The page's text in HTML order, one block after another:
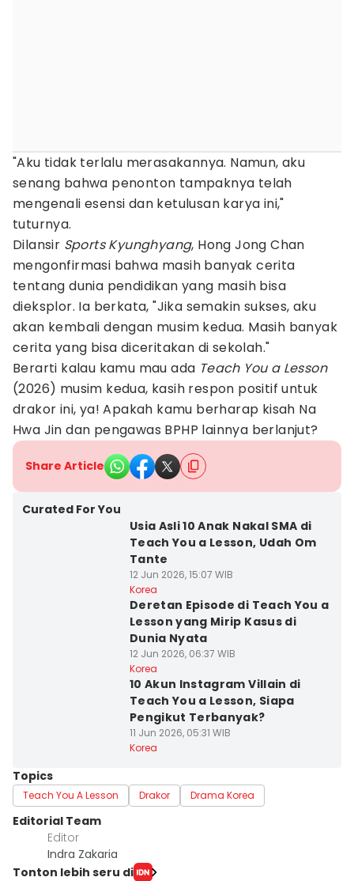
"Aku tidak terlalu merasakannya. Namun, aku
senang bahwa penonton tampaknya telah
mengenali esensi dan ketulusan karya ini,"
tuturnya.
Dilansir Sports Kyunghyang, Hong Jong Chan
mengonfirmasi bahwa masih banyak cerita
tentang dunia pendidikan yang masih bisa
dieksplor. Ia berkata, "Jika semakin sukses, aku
akan kembali dengan musim kedua. Masih banyak
cerita yang bisa diceritakan di sekolah."
Berarti kalau kamu mau ada Teach You a Lesson
(2026) musim kedua, kasih respon positif untuk
drakor ini, ya! Apakah kamu berharap kisah Na
Hwa Jin dan pengawas BPHP lainnya berlanjut?
Share Article
Curated For You
Usia Asli 10 Anak Nakal SMA di
Teach You a Lesson, Udah Om
Tante
12 Jun 2026, 15:07 WIB
Korea
Deretan Episode di Teach You a
Lesson yang Mirip Kasus di
Dunia Nyata
12 Jun 2026, 06:37 WIB
Korea
10 Akun Instagram Villain di
Teach You a Lesson, Siapa
Pengikut Terbanyak?
11 Jun 2026, 05:31 WIB
Korea
Topics
Teach You A Lesson Drakor Drama Korea
Editorial Team
Editor
Indra Zakaria
Tonton lebih seru di